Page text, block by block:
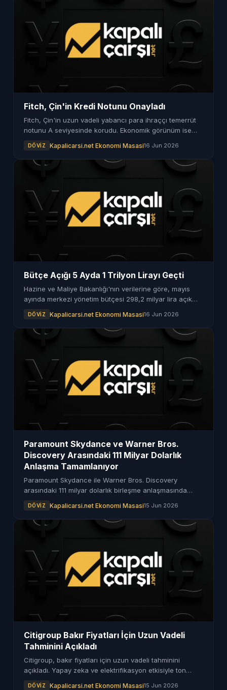
Fitch, Çin'in Kredi Notunu Onayladı
Fitch, Çin'in uzun vadeli yabancı para ihraççı temerrüt
notunu A seviyesinde korudu. Ekonomik görünüm ise
DÖVIZ Kapalicarsi.net Ekonomi Masasi16 Jun 2026
Bütçe Açığı 5 Ayda 1 Trilyon Lirayı Geçti
Hazine ve Maliye Bakanlığı'nın verilerine göre, mayıs
ayında merkezi yönetim bütçesi 298,2 milyar lira açık
trilyonu geçti.
DÖVIZ Kapalicarsi.net Ekonomi Masasi16 Jun 2026
Paramount Skydance ve Warner Bros.
Discovery Arasındaki 111 Milyar Dolarlık
Anlaşma Tamamlanıyor
Paramount Skydance ile Warner Bros. Discovery
arasındaki 111 milyar dolarlık birleşme anlaşmasında
DÖVIZ Kapalicarsi.net Ekonomi Masasi15 Jun 2026
Citigroup Bakır Fiyatları İçin Uzun Vadeli
Tahminini Açıkladı
Citigroup, bakır fiyatları için uzun vadeli tahminini
açıkladı. Yapay zeka ve elektrifikasyon etkisiyle ton
DÖVIZ Kapalicarsi.net Ekonomi Masasi15 Jun 2026